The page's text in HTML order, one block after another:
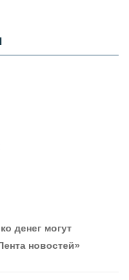
для того, чтобы
- «Интервью»
денег могут
новостей»